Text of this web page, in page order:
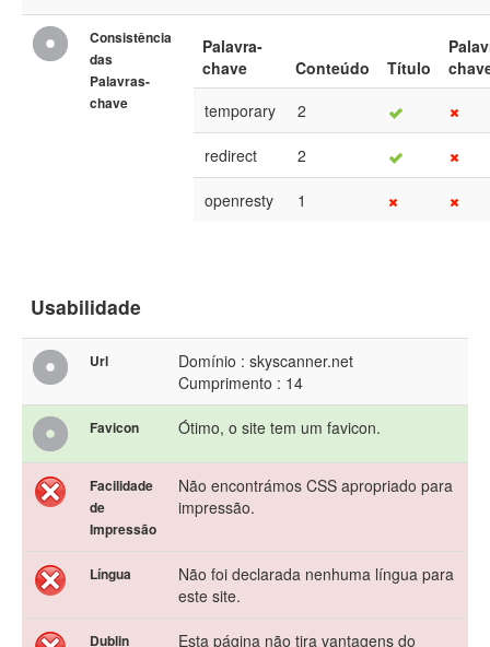
Consistência
das
Palavras-
chave
Palavra-
chave
Conteúdo Título
temporary
2
redirect 2
openresty 1
Usabilidade
Url
Domínio : skyscanner.net
Cumprimento : 14
Favicon Ótimo, o site tem um favicon.
Facilidade
de
Impressão
Não encontrámos CSS apropriado para
impressão.
Língua
Não foi declarada nenhuma língua para
este site.
Dublin
Esta página não tira vantagens do